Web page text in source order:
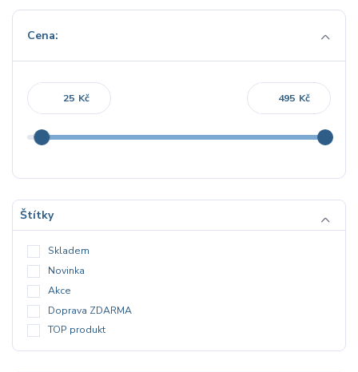
Cena:
Kč Kč
Štítky
Skladem
Novinka
Akce
Doprava ZDARMA
TOP produkt